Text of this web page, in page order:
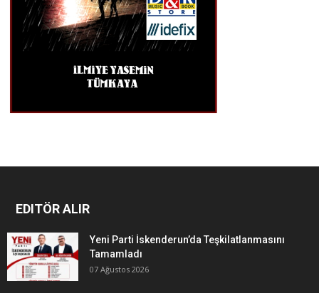
EDITÖR ALIR
Yeni Parti İskenderun’da Teşkilatlanmasını
Tamamladı
07 Ağustos 2026